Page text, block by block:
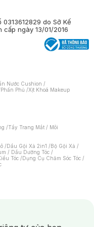
do Sở Kế
ngày 13/01/2016
Nước Cushion /
Phấn Phủ /Xịt Khoá Makeup
/Tẩy Trang Mắt / Môi
/Dầu Gội Xả 2in1 /Bộ Gội Xả /
/ Dầu Dưỡng Tóc /
Tóc /Dụng Cụ Chăm Sóc Tóc /